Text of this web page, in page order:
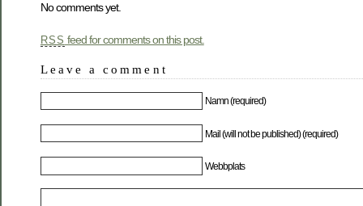
No comments yet.
RSS feed for comments on this post.
Leave a comment
Namn (required)
Mail (will not be published) (required)
Webbplats